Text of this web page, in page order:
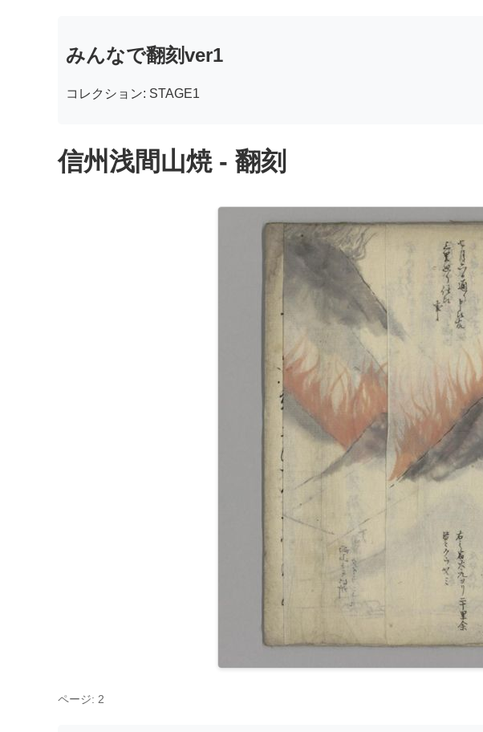
みんなで翻刻ver1
コレクション: STAGE1
信州浅間山焼 - 翻刻
ページ: 2